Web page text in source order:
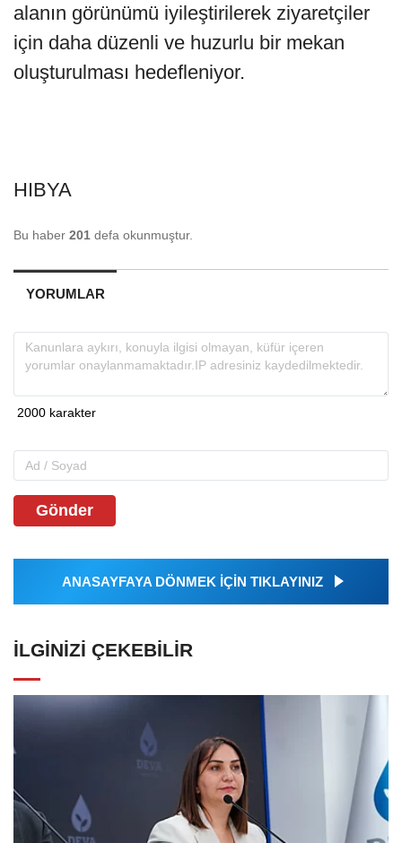
alanın görünümü iyileştirilerek ziyaretçiler
için daha düzenli ve huzurlu bir mekan
oluşturulması hedefleniyor.
HIBYA
Bu haber 201 defa okunmuştur.
YORUMLAR
Gönder
ANASAYFAYA DÖNMEK İÇİN TIKLAYINIZ
İLGINIZI ÇEKEBILIR